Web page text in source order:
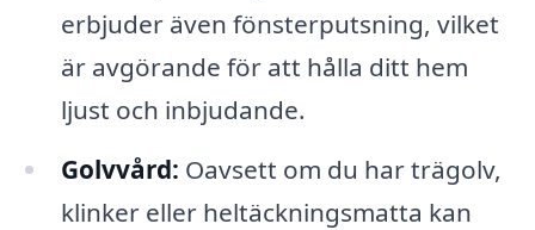
erbjuder även fönsterputsning, vilket
är avgörande för att hålla ditt hem
ljust och inbjudande.
Golvvård: Oavsett om du har trägolv,
klinker eller heltäckningsmatta kan